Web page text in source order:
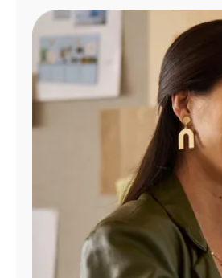
Administrar
cuenta
Encuentra
tienda